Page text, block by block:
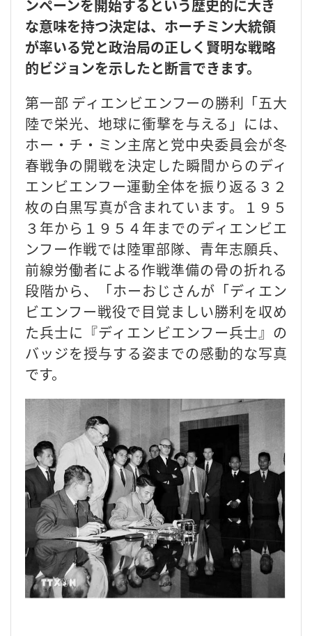
ンペーンを開始するという歴史的に大き
な意味を持つ決定は、ホーチミン大統領
が率いる党と政治局の正しく賢明な戦略
的ビジョンを示したと断言できます。
第一部 ディエンビエンフーの勝利「五大
陸で栄光、地球に衝撃を与える」 には、
ホー・チ・ミン主席と党中央委員会が冬
春戦争の開戦を決定した瞬間からのディ
エンビエンフー運動全体を振り返る３２
枚の白黒写真が含まれています。１９５
３年から１９５４年までのディエンビエ
ンフー作戦では陸軍部隊、青年志願兵、
前線労働者による作戦準備の骨の折れる
段階から、「ホーおじさんが「ディエン
ビエンフー戦役で目覚ましい勝利を収め
た兵士に『ディエンビエンフー兵士』の
バッジを授与する姿までの感動的な写真
です。